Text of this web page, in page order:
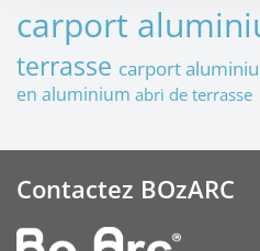
carport
terrasse carport
en aluminium abri de terrasse
Contactez BOzARC